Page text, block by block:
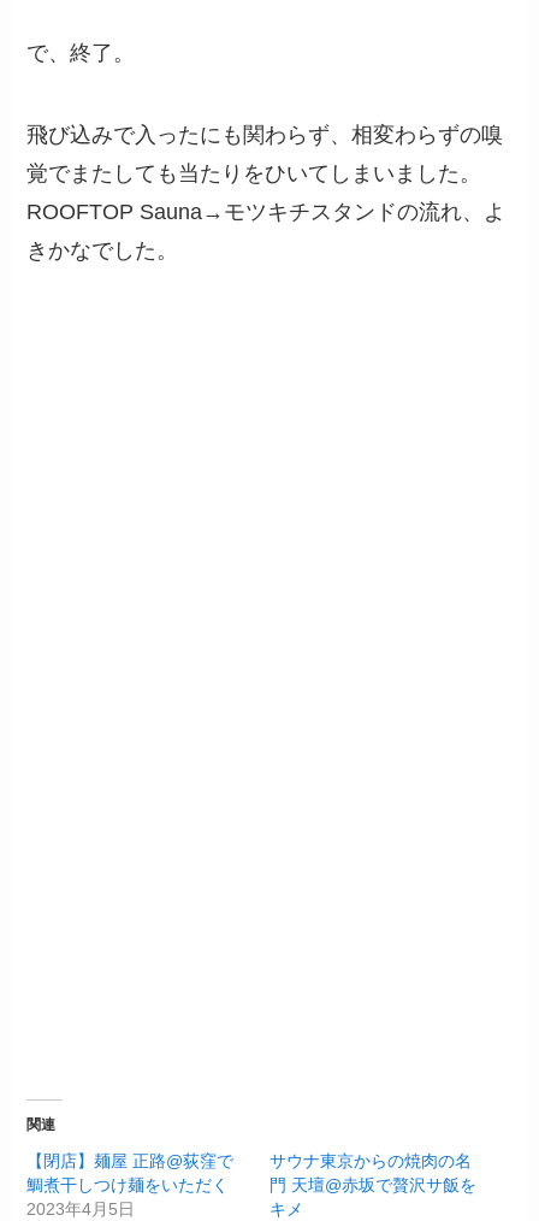
で、終了。
飛び込みで入ったにも関わらず、相変わらずの嗅
覚でまたしても当たりをひいてしまいました。
ROOFTOP Sauna→モツキチスタンドの流れ、よ
きかなでした。
関連
【閉店】麺屋 正路@荻窪で
鯛煮干しつけ麺をいただく
2023年4月5日
サウナ東京からの焼肉の名
門 天壇@赤坂で贅沢サ飯を
キメ